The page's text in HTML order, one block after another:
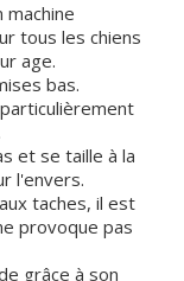
machine
tous les chiens
age.
bas.
et se taille à la
l'envers.
taches, il est
provoque pas
grâce à son